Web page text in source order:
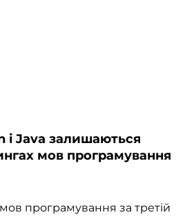
і Java залишаються
мов програмування
програмування за третій